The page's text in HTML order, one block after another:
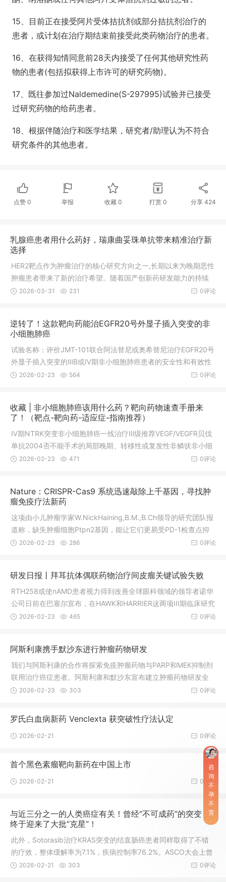
15、目前正在接受阿片受体拮抗剂或部分拮抗剂治疗的
患者，或计划在治疗期结束前接受此类药物治疗的患者。
16、在获得知情同意前28天内接受了任何其他研究性药
物的患者(包括拟获得上市许可的研究药物)。
17、既往参加过Naldemedine(S-297995)试验并已接受
过研究药物的给药患者。
18、根据伴随治疗和医学结果，研究者/助理认为不符合
研究条件的其他患者。
点赞0 举报 收藏 0 打赏0 分享424
乳腺癌患者用什么药好，瑞康曲妥珠单抗带来精准治疗新
选择
HER2靶点作为肿瘤治疗的核心研究方向之一,长期以来为晚期恶性
肿瘤患者带来了新的治疗希望。随着国产创新药研发能力的持续
提升,针对该靶点的抗体偶联药物(ADC)不断实现突破,瑞康曲妥珠
客观反映了药品的实际应用价值。 2025年9月17日,据国家药品监
督管理局药品审评中心(CDE)显
0评论
2026-03-31 231
逆转了！这款靶向药能治EGFR20号外显子插入突变的非
小细胞肺癌
试验名称：评价JMT-101联合阿法替尼或奥希替尼治疗EGFR20号
外显子插入突变的ⅢB或Ⅳ期非小细胞肺癌患者的安全性和有效性
的Ⅰb期临床研究做过基因检测的非小细胞肺癌患者，请将报告发
0Ins靶向药物,EGFR20突变靶向药JMT-101临床试验招募进行中
绝大多数肺癌属于非小细胞肺癌，占85%左右，如果患者被诊断
为非小细胞肺癌，尤其是不吸烟的患者，我们推荐做基因检测。
患者只要基因检测证实存在
0评论
2026-02-23 564
收藏 | 非小细胞肺癌该用什么药？靶向药物速查手册来
了！（靶点-靶向药-适应症-指南推荐）
Ⅳ期NTRK突变非小细胞肺癌一线治疗Ⅲ级推荐VEGF/VEGFR贝伐
单抗2004否不能手术的局部晚期、转移性或复发性非鳞状非小细
胞肺癌VEGF/VEGFR雷莫芦单抗2014是转移性非小细胞肺癌抗癌
家可以根据自身疾病及治疗情况进行选择，或咨询医学部()获取指
导，在专业医学顾问的帮助下匹配合适的临床试验项目。Ⅳ期RO
S1突变非小细胞肺癌一线治疗Ⅰ级推荐，二线治疗寡进展或脑转移
患者Ⅰ级推荐BRAF达
0评论
2026-02-23 471
Nature：CRISPR-Cas9 系统迅速敲除上千基因，寻找肿
瘤免疫疗法新药
这项由小儿肿瘤学家W.NickHaining,B.M.,B.Ch领导的研究团队报
道称，缺失肿瘤细胞Ptpn2基因，能让它们更易受PD-1检查点抑
制剂影响。根据肿瘤细胞存活率，Manguso筛选出了对PD-1阻断
识别帮助癌细胞逃避免疫攻击的基因的遗传筛选系统。他用CRIS
PR-Cas9“分子剪刀”系统地敲除了黑色素瘤皮肤癌细胞中2368个
表达基因，从而鉴定哪些基因被删除后癌
0评论
2026-02-23 286
研发日报丨拜耳抗体偶联药物治疗间皮瘤关键试验失败
RTH258或使nAMD患者视力得到改善全球眼科领域的领导者诺华
公司日前在巴塞尔宣布，在HAWK和HARRIER这两项III期临床研究
中，RTH2586mg治疗方案达到主要终点和关键次要终点。Gilea
链转移抑制剂和emtricitabine/tenofoviralafenamide固定剂量组
合的有效性和安全性，用于治疗HIV-1感染的初治成人患者。Neur
oDerm是一家中
0评论
2026-02-23 465
阿斯利康携手默沙东进行肿瘤药物研发
我们与阿斯利康的合作将探索免疫肿瘤药物与PARP和MEK抑制剂
联用治疗癌症患者。阿斯利康和默沙东宣布建立肿瘤药物研发全
球占率伙伴关系，共同开发和市场化阿斯利康治疗多种癌症的药
阿斯利康治疗包括甲状腺癌在内的多种适应症的MEK选择性抑制
剂selumetinib药物。此外，两家公司会分别开发Lynparza与各自
的PD-L1药物（Imfinzi或Keytruda）联合治疗癌症的疗法。阿斯
0评论
2026-02-23 303
罗氏白血病新药 Venclexta 获突破性疗法认定
0评论
2026-02-21
首个黑色素瘤靶向新药在中国上市
0评论
2026-02-21
与近三分之一的人类癌症有关！曾经“不可成药”的突变，
终于迎来了大批“克星”！
此外，Sotorasib治疗KRAS突变的结直肠癌患者同样取得了不错
的疗效，整体缓解率为7.1%，疾病控制率76.2%。ASCO大会上曾
经公开了多西他赛联合曲美替尼治疗KRAS突变非小细胞肺癌患者
0评论
2026-02-21 303
咨
询
不
孕
不
育